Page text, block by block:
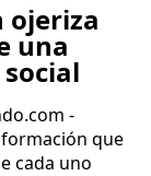
ojeriza
una
-
que
cada uno